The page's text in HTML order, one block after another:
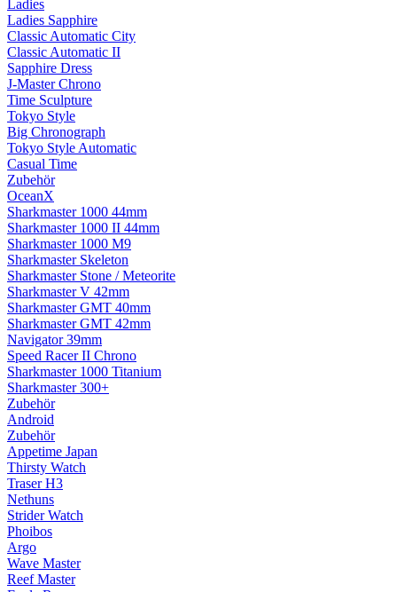
Ladies
Ladies Sapphire
Classic Automatic City
Classic Automatic II
Sapphire Dress
J-Master Chrono
Time Sculpture
Tokyo Style
Big Chronograph
Tokyo Style Automatic
Casual Time
Zubehör
OceanX
Sharkmaster 1000 44mm
Sharkmaster 1000 II 44mm
Sharkmaster 1000 M9
Sharkmaster Skeleton
Sharkmaster Stone / Meteorite
Sharkmaster V 42mm
Sharkmaster GMT 40mm
Sharkmaster GMT 42mm
Navigator 39mm
Speed Racer II Chrono
Sharkmaster 1000 Titanium
Sharkmaster 300+
Zubehör
Android
Zubehör
Appetime Japan
Thirsty Watch
Traser H3
Nethuns
Strider Watch
Phoibos
Argo
Wave Master
Reef Master